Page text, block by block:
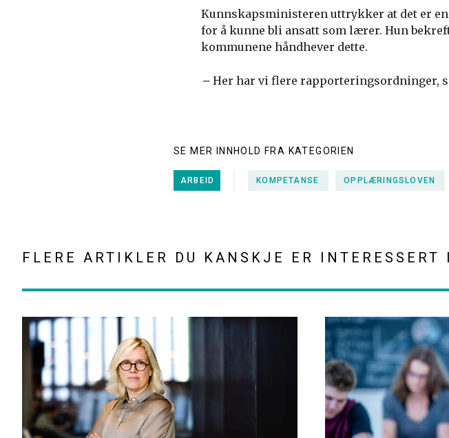
Kunnskapsministeren uttrykker at det er
for å kunne bli ansatt som lærer. Hun
kommunene håndhever dette.
– Her har vi flere rapporteringsordninger,
SE MER INNHOLD FRA KATEGORIEN
ARBEID KOMPETANSE OPPLÆRINGSLOVEN
FLERE ARTIKLER DU KANSKJE ER INTERESSERT I